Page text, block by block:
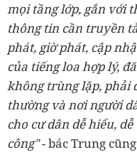
mọi tầng lớp, gắn với
thông tin cần truyền
phát, giờ phát, cập
của tiếng loa hợp lý,
không trùng lặp, phải
thường và nơi người
cho cư dân dễ hiểu,
công"- bác Trung